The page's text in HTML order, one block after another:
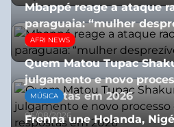
Mbappé reage a ataque
paraguaia: “mulher
07/07/2026
AFRI NEWS
Quem Matou Tupac
julgamento e novo
respostas em 2026
05/08/2026
MÚSICA
Frenna une Holanda,